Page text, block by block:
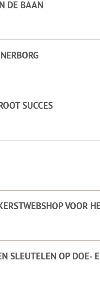
DE BAAN
SUCCES
VOOR
SLEUTELEN OP DOE-